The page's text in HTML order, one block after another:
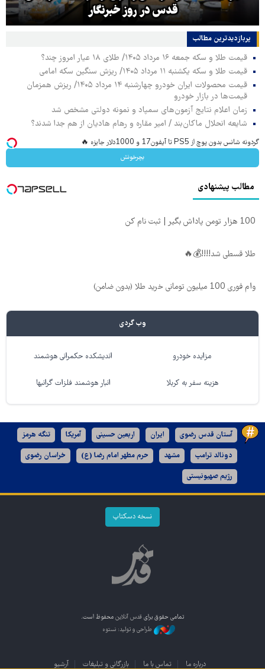
قدس در روز خبرنگار
پربازدیدترین‌ مطالب
قیمت طلا و سکه جمعه ۱۶ مرداد ۱۴۰۵/ طلای ۱۸ عیار امروز چند؟
قیمت طلا و سکه یکشنبه ۱۱ مرداد ۱۴۰۵/ ریزش سنگین سکه امامی
قیمت محصولات ایران خودرو چهارشنبه ۱۴ مرداد ۱۴۰۵/ ریزش همزمان
قیمت‌ها در بازار خودرو
زمان اعلام نتایج آزمون‌های سمپاد و نمونه دولتی مشخص شد
شایعه انحلال ماکان‌بند / امیر مقاره و رهام هادیان از هم جدا شدند؟
گردونه شانس بدون پوچ از PS5 تا آیفون17 و 1000دلار جایزه 🔥
بچرخونش
مطالب پیشنهادی
100 هزار تومن پاداش بگیر | ثبت نام کن
طلا قسطی شد!!!!💰🔥
وام فوری 100 میلیون تومانی خرید طلا (بدون ضامن)
وب گردی
مزایده خودرو اندیشکده حکمرانی هوشمند
هزینه سفر به کربلا انبار هوشمند فلزات گرانبها
آستان قدس رضوی ایران اربعین حسینی آمریکا تنگه هرمز
دونالد ترامپ مشهد حرم مطهر امام رضا (ع) خراسان رضوی
رژیم صهیونیستی
نسخه دسکتاپ
تمامی حقوق برای قدس آنلاین محفوظ است.
طراحی و تولید: نستوه
درباره ما تماس با ما بازرگانی و تبلیغات آرشیو